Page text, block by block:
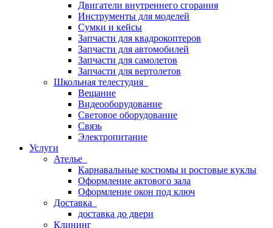
Двигатели внутреннего сгорания
Инструменты для моделей
Сумки и кейсы
Запчасти для квадрокоптеров
Запчасти для автомобилей
Запчасти для самолетов
Запчасти для вертолетов
Школьная телестудия
Вещание
Видеооборудование
Световое оборудование
Связь
Электропитание
Услуги
Ателье
Карнавальные костюмы и ростовые куклы
Оформление актового зала
Оформление окон под ключ
Доставка
доставка до двери
Клининг